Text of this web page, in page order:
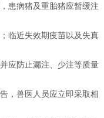
患病猪及重胎猪应暂缓注
临近失效期疫苗以及失真
应防止漏注、少注等质量
，兽医人员应立即采取相